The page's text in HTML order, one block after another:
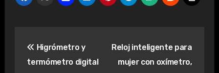
de
Higrómetro y
termómetro digital
Reloj inteligente para
mujer con oxímetro,